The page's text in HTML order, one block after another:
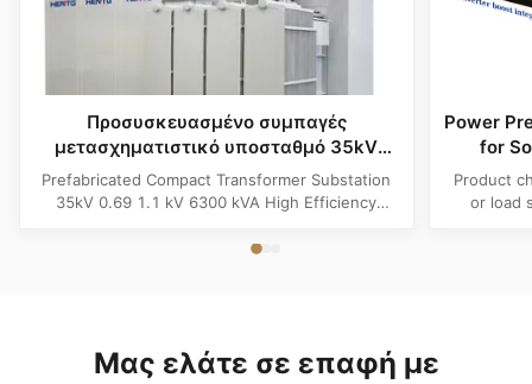
Προσυσκευασμένο συμπαγές
μετασχηματιστικό υποσταθμό 35kV
0,69 1,1 kV 6300 kVA Σύστημα
ηλεκτρικής ενέργειας αποθήκευσης
Prefabricated Compact Transformer Substation
35kV 0.69 1.1 kV 6300 kVA High Efficiency
Overview The Prefabricated Compact
Power
for
Product
or load
Μας ελάτε σε επαφή με